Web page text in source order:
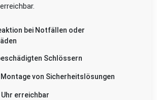
bei Notfällen oder
Schlössern
von Sicherheitslösungen
Uhr erreichbar